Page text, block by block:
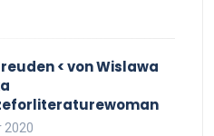
< von Wislawa
2020